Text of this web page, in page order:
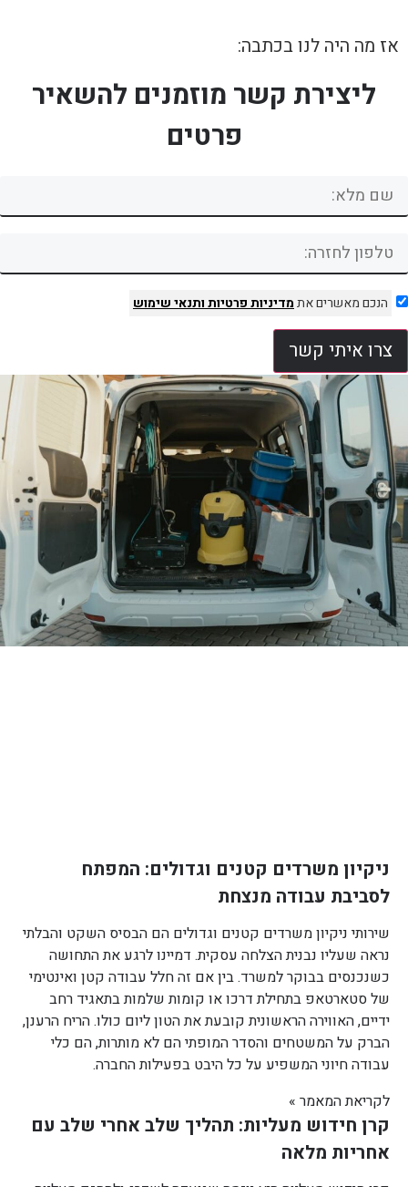
אז מה היה לנו בכתבה:
ליצירת קשר מוזמנים להשאיר
פרטים
הנכם מאשרים אתמדיניות פרטיותותנאי שימוש
צרו איתי קשר
ניקיון משרדים קטנים וגדולים: המפתח
לסביבת עבודה מנצחת
שירותי ניקיון משרדים קטנים וגדולים הם הבסיס השקט והבלתי
נראה שעליו נבנית הצלחה עסקית. דמיינו לרגע את התחושה
כשנכנסים בבוקר למשרד. בין אם זה חלל עבודה קטן ואינטימי
של סטארטאפ בתחילת דרכו או קומות שלמות בתאגיד רחב
ידיים, האווירה הראשונית קובעת את הטון ליום כולו. הריח הרענן,
הברק על המשטחים והסדר המופתי הם לא מותרות, הם כלי
עבודה חיוני המשפיע על כל היבט בפעילות החברה.
לקריאת המאמר »
קרן חידוש מעליות: תהליך שלב אחרי שלב עם
אחריות מלאה